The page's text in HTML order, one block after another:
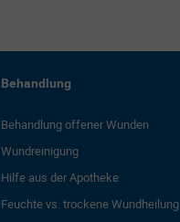
Behandlung
Behandlung offener Wunden
Wundreinigung
Hilfe aus der Apotheke
Feuchte vs. trockene Wundheilung